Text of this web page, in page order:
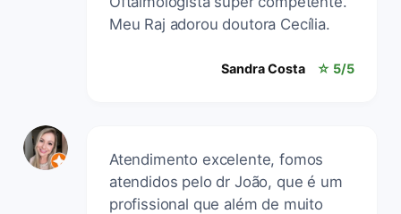
Meu Raj adorou doutora Cecília.
Sandra Costa ☆ 5/5
Atendimento excelente, fomos
atendidos pelo dr João, que é um
profissional que além de muito